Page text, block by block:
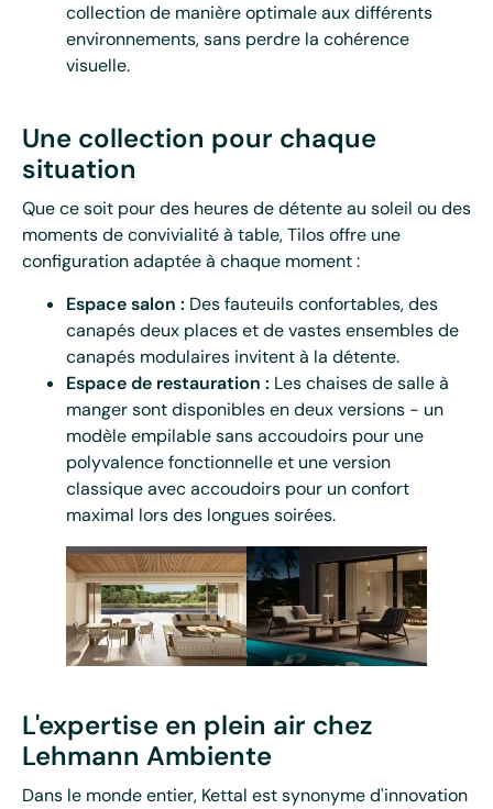
collection de manière optimale aux différents
environnements, sans perdre la cohérence
visuelle.
Une collection pour chaque
situation
Que ce soit pour des heures de détente au soleil ou des
moments de convivialité à table, Tilos offre une
configuration adaptée à chaque moment :
Espace salon : Des fauteuils confortables, des
canapés deux places et de vastes ensembles de
canapés modulaires invitent à la détente.
Espace de restauration : Les chaises de salle à
manger sont disponibles en deux versions - un
modèle empilable sans accoudoirs pour une
polyvalence fonctionnelle et une version
classique avec accoudoirs pour un confort
maximal lors des longues soirées.
L'expertise en plein air chez
Lehmann Ambiente
Dans le monde entier, Kettal est synonyme d'innovation